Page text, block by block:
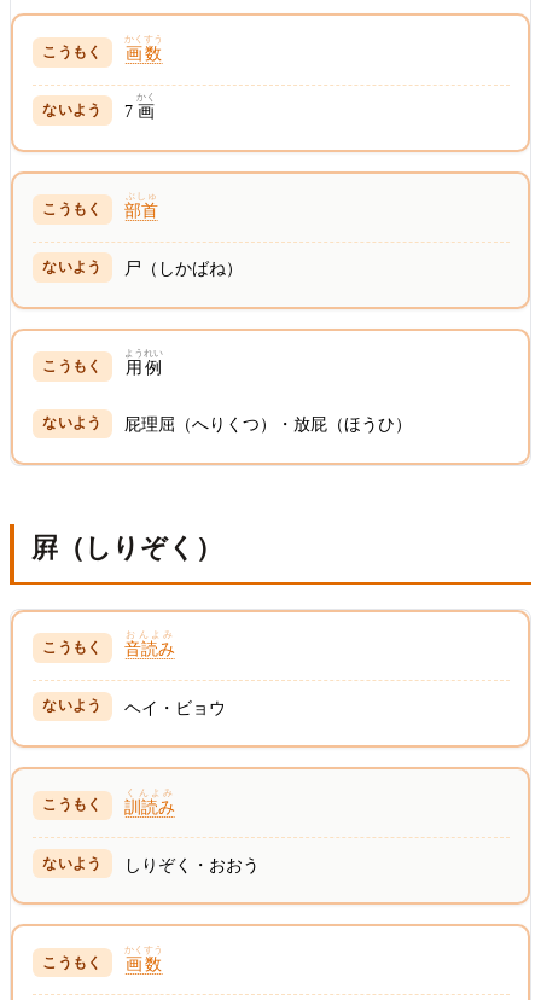
画数
かくすう
7 画
かく
部首
ぶしゅ
尸（しかばね）
用例
ようれい
屁理屈（へりくつ）・放屁（ほうひ）
屛（しりぞく）
音読み
おんよみ
ヘイ・ビョウ
訓読み
くんよみ
しりぞく・おおう
画数
かくすう